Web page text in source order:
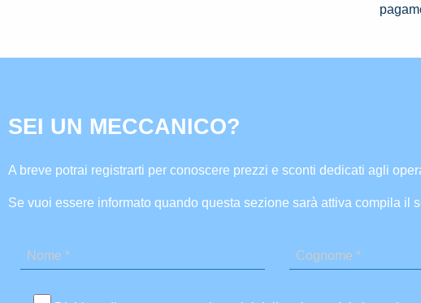
SEI UN MECCANICO?
A breve potrai registrarti per conoscere prezzi e sconti dedicati agli
Se vuoi essere informato quando questa sezione sarà attiva compila il